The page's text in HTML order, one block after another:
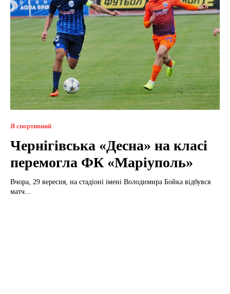
Я спортивний
Чернігівська «Десна» на класі
перемогла ФК «Маріуполь»
Вчора, 29 вересня, на стадіоні імені Володимира Бойка відбувся
матч...